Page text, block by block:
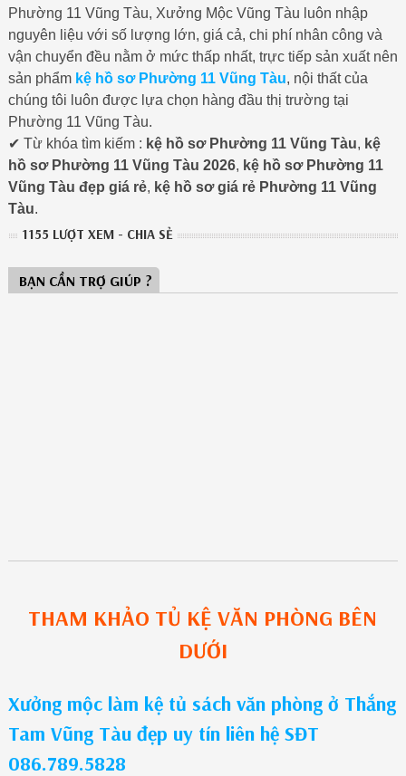
Phường 11 Vũng Tàu, Xưởng Mộc Vũng Tàu luôn nhập
nguyên liệu với số lượng lớn, giá cả, chi phí nhân công và
vận chuyển đều nằm ở mức thấp nhất, trực tiếp sản xuất nên
sản phẩm kệ hồ sơ Phường 11 Vũng Tàu, nội thất của
chúng tôi luôn được lựa chọn hàng đầu thị trường tại
Phường 11 Vũng Tàu.
✔ Từ khóa tìm kiếm : kệ hồ sơ Phường 11 Vũng Tàu, kệ
hồ sơ Phường 11 Vũng Tàu 2026, kệ hồ sơ Phường 11
Vũng Tàu đẹp giá rẻ, kệ hồ sơ giá rẻ Phường 11 Vũng
Tàu.
1155 LƯỢT XEM - CHIA SẺ
BẠN CẦN TRỢ GIÚP ?
THAM KHẢO TỦ KỆ VĂN PHÒNG BÊN
DƯỚI
Xưởng mộc làm kệ tủ sách văn phòng ở Thắng
Tam Vũng Tàu đẹp uy tín liên hệ SĐT
086.789.5828